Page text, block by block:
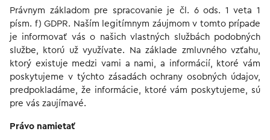
Právnym základom pre spracovanie je čl. 6 ods. 1 veta 1
písm. f) GDPR. Naším legitímnym záujmom v tomto prípade
je informovať vás o našich vlastných službách podobných
službe, ktorú už využívate. Na základe zmluvného vzťahu,
ktorý existuje medzi vami a nami, a informácií, ktoré vám
poskytujeme v týchto zásadách ochrany osobných údajov,
predpokladáme, že informácie, ktoré vám poskytujeme, sú
pre vás zaujímavé.
Právo namietať